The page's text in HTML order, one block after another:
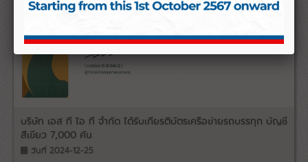
บริษัท เอส ที ไอ ที จำกัด ได้รับเกียรติบัตรเครือข่ายรถบรรทุก บัญชี
สีเขียว 7,000 คัน
วันที่ 2024-12-25